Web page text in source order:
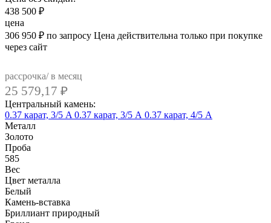
438 500 ₽
цена
306 950 ₽ по запросу Цена действительна только при покупке
через сайт
рассрочка/ в месяц
25 579,17 ₽
Центральный камень:
0.37 карат, 3/5 A 0.37 карат, 3/5 А 0.37 карат, 4/5 А
Металл
Золото
Проба
585
Вес
Цвет металла
Белый
Камень-вставка
Бриллиант природный